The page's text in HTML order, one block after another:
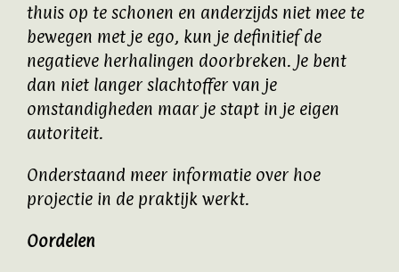
thuis op te schonen en anderzijds niet mee te
bewegen met je ego, kun je definitief de
negatieve herhalingen doorbreken. Je bent
dan niet langer slachtoffer van je
omstandigheden maar je stapt in je eigen
autoriteit.
Onderstaand meer informatie over hoe
projectie in de praktijk werkt.
Oordelen